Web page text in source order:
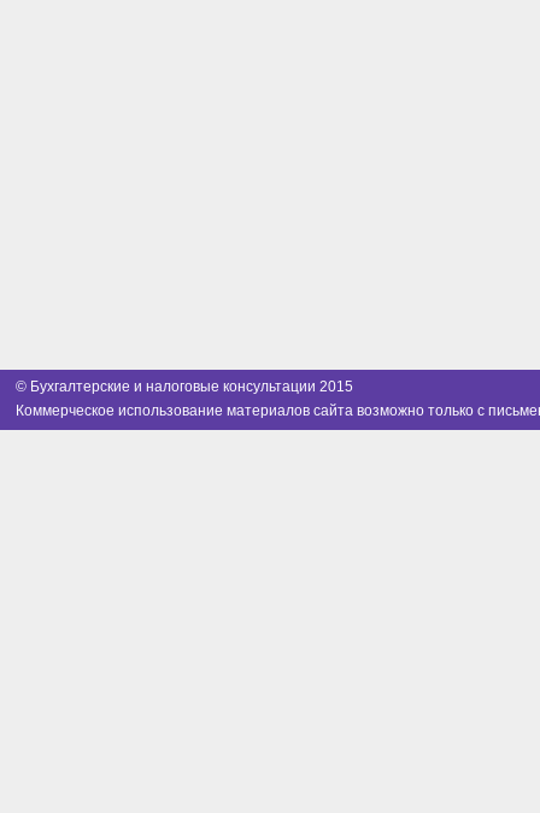
© Бухгалтерские и налоговые консультации 2015
Коммерческое использование материалов сайта возможно только с